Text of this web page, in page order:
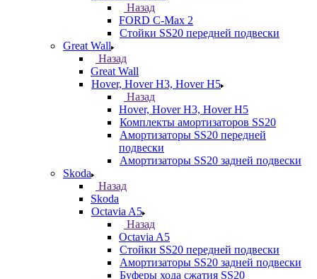
Назад
FORD C-Max 2
Стойки SS20 передней подвески
Great Wall
Назад
Great Wall
Hover, Hover H3, Hover H5
Назад
Hover, Hover H3, Hover H5
Комплекты амортизаторов SS20
Амортизаторы SS20 передней
подвески
Амортизаторы SS20 задней подвески
Skoda
Назад
Skoda
Octavia A5
Назад
Octavia A5
Стойки SS20 передней подвески
Амортизаторы SS20 задней подвески
Буферы хода сжатия SS20